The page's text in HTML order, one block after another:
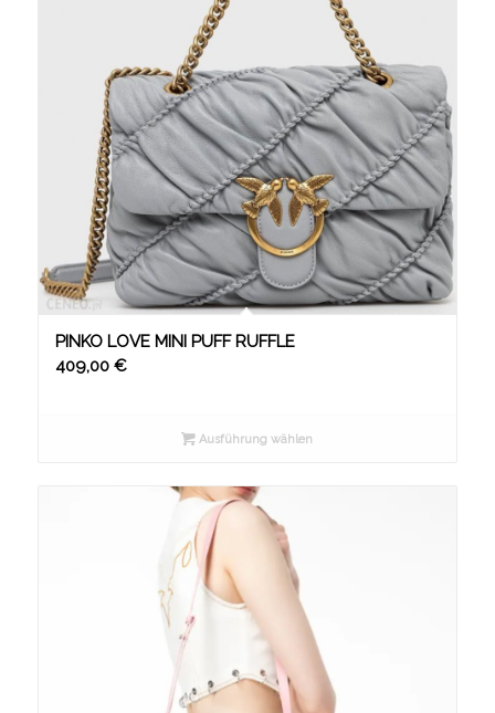
PINKO LOVE MINI PUFF RUFFLE
409,00 €
Ausführung wählen